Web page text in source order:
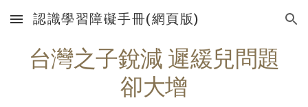
Skip to main content Skip to navigation
認識學習障礙手冊(網頁版)
台灣之子銳減 遲緩兒問題
卻大增